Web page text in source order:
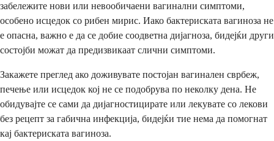
забележите нови или невообичаени вагинални симптоми,
особено исцедок со рибен мирис. Иако бактериската вагиноза не
е опасна, важно е да се добие соодветна дијагноза, бидејќи други
состојби можат да предизвикаат слични симптоми.
Закажете преглед ако доживувате постојан вагинален сврбеж,
печење или исцедок кој не се подобрува по неколку дена. Не
обидувајте се сами да дијагностицирате или лекувате со лекови
без рецепт за габична инфекција, бидејќи тие нема да помогнат
кај бактериската вагиноза.